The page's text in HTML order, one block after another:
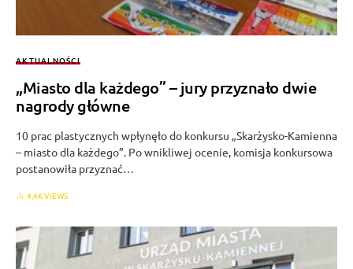
AKTUALNOŚCI
„Miasto dla każdego” – jury przyznało dwie
nagrody główne
10 prac plastycznych wpłynęło do konkursu „Skarżysko-Kamienna
– miasto dla każdego”. Po wnikliwej ocenie, komisja konkursowa
postanowiła przyznać…
4,4K VIEWS